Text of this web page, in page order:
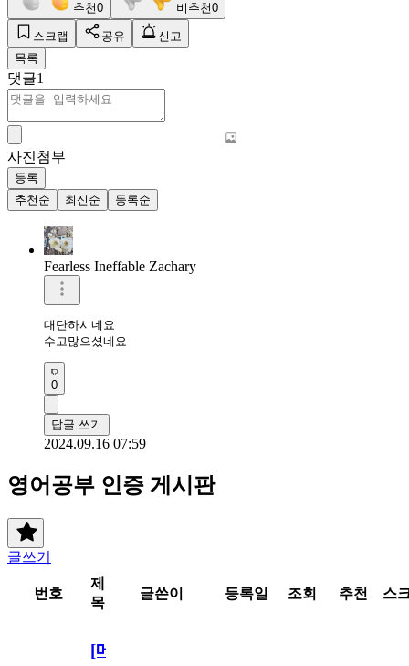
추천0 비추천0
스크랩 공유
신고
목록
댓글1
사진첨부
등록
추천순
최신순 등록순
Fearless Ineffable Zachary
대단하시네요
수고많으셨네요
0
답글 쓰기
2024.09.16 07:59
영어공부 인증 게시판
글쓰기
번호
제
목
글쓴이 등록일 조회 추천 스
[메